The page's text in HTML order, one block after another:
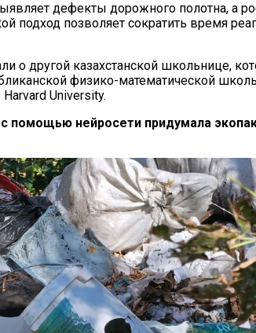
дефекты дорожного полотна, а
подход позволяет сократить время
о другой казахстанской школьнице,
физико-математической
University.
помощью нейросети придумала